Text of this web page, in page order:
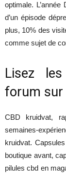
optimale.
d’un épisode
plus, 10% des
comme sujet de
Lisez
forum sur
CBD kruidvat,
semaines-
kruidvat.
boutique avant,
pilules cbd en